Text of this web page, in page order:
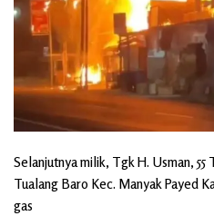
Selanjutnya milik, Tgk H. Usman, 55
Tualang Baro Kec. Manyak Payed
gas